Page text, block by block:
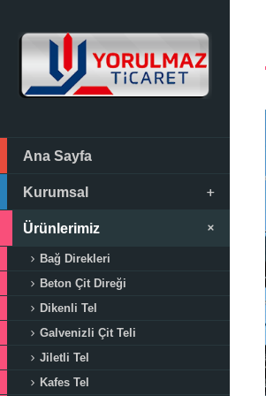
Ana Sayfa
Kurumsal
Ürünlerimiz
Bağ Direkleri
Beton Çit Direği
Dikenli Tel
Galvenizli Çit Teli
Jiletli Tel
Kafes Tel